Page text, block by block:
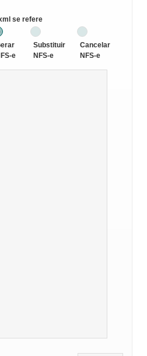
se refere
e
Substituir
NFS-e
Cancelar
NFS-e